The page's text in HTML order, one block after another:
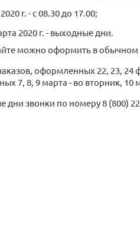
г. - с 08.30 до 17.00;
2020 г. - выходные дни.
можно оформить в
оформленных 22, 23, 24
7, 8, 9 марта - во вторник, 10
дни звонки по номеру 8 (800)